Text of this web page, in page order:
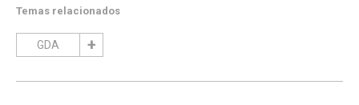
Temas relacionados
GDA